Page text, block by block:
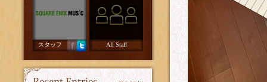
スタッフ All Staff